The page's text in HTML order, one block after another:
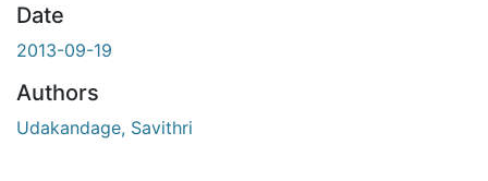
Date
2013-09-19
Authors
Udakandage, Savithri